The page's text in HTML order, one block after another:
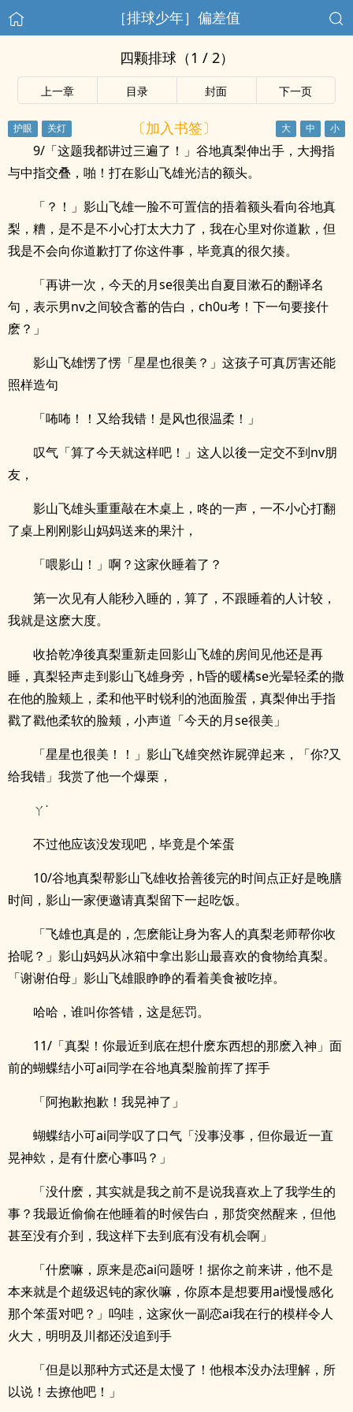
［排球少年］偏差值
四颗排球（1 / 2）
上一章 目录 封面 下一页
〔加入书签〕
9/「这题我都讲过三遍了！」谷地真梨伸出手，大拇指
与中指交叠，啪！打在影山飞雄光洁的额头。
「？！」影山飞雄一脸不可置信的捂着额头看向谷地真
梨，糟，是不是不小心打太大力了，我在心里对你道歉，但
我是不会向你道歉打了你这件事，毕竟真的很欠揍。
「再讲一次，今天的月se很美出自夏目漱石的翻译名
句，表示男nv之间较含蓄的告白，ch0u考！下一句要接什
麽？」
影山飞雄愣了愣「星星也很美？」这孩子可真厉害还能
照样造句
「咘咘！！又给我错！是风也很温柔！」
叹气「算了今天就这样吧！」这人以後一定交不到nv朋
友，
影山飞雄头重重敲在木桌上，咚的一声，一不小心打翻
了桌上刚刚影山妈妈送来的果汁，
「喂影山！」啊？这家伙睡着了？
第一次见有人能秒入睡的，算了，不跟睡着的人计较，
我就是这麽大度。
收拾乾净後真梨重新走回影山飞雄的房间见他还是再
睡，真梨轻声走到影山飞雄身旁，h昏的暖橘se光晕轻柔的撒
在他的脸颊上，柔和他平时锐利的池面脸蛋，真梨伸出手指
戳了戳他柔软的脸颊，小声道「今天的月se很美」
「星星也很美！！」影山飞雄突然诈屍弹起来，「你?又
给我错」我赏了他一个爆栗，
ㄚ˙
不过他应该没发现吧，毕竟是个笨蛋
10/谷地真梨帮影山飞雄收拾善後完的时间点正好是晚膳
时间，影山一家便邀请真梨留下一起吃饭。
「飞雄也真是的，怎麽能让身为客人的真梨老师帮你收
拾呢？」影山妈妈从冰箱中拿出影山最喜欢的食物给真梨。
「谢谢伯母」影山飞雄眼睁睁的看着美食被吃掉。
哈哈，谁叫你答错，这是惩罚。
11/「真梨！你最近到底在想什麽东西想的那麽入神」面
前的蝴蝶结小可ai同学在谷地真梨脸前挥了挥手
「阿抱歉抱歉！我晃神了」
蝴蝶结小可ai同学叹了口气「没事没事，但你最近一直
晃神欸，是有什麽心事吗？」
「没什麽，其实就是我之前不是说我喜欢上了我学生的
事？我最近偷偷在他睡着的时候告白，那货突然醒来，但他
甚至没有介到，我这样下去到底有没有机会啊」
「什麽嘛，原来是恋ai问题呀！据你之前来讲，他不是
本来就是个超级迟钝的家伙嘛，你原本是想要用ai慢慢感化
那个笨蛋对吧？」呜哇，这家伙一副恋ai我在行的模样令人
火大，明明及川都还没追到手
「但是以那种方式还是太慢了！他根本没办法理解，所
以说！去撩他吧！」